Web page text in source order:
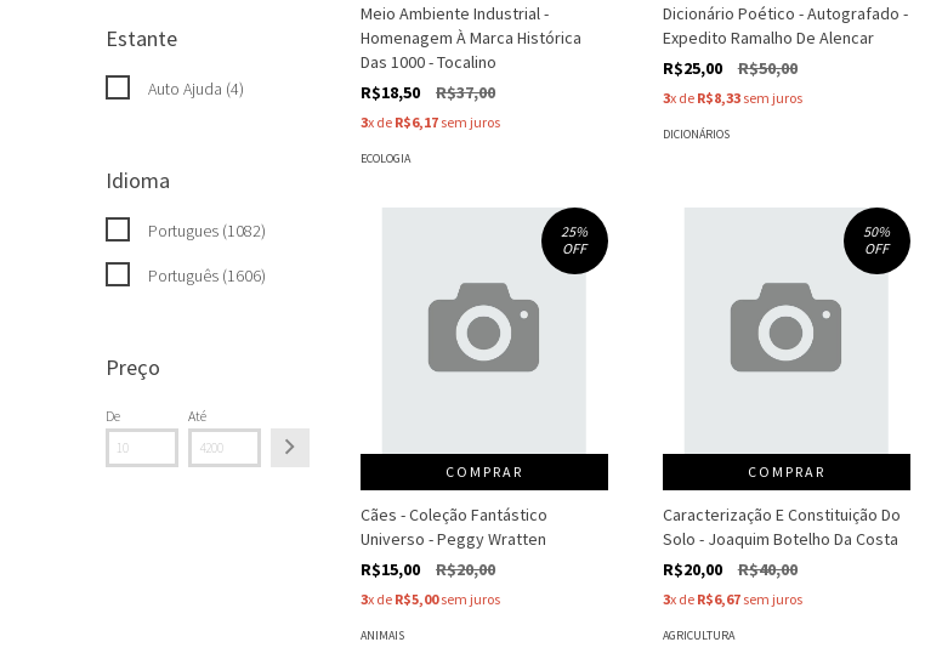
Estante
Auto Ajuda (4)
Idioma
Portugues (1082)
Português (1606)
Preço
De Até
Meio Ambiente Industrial -
Homenagem À Marca Histórica
Das 1000 - Tocalino
R$18,50
R$37,00
3x de R$6,17 sem juros
ECOLOGIA
Dicionário Poético - Autografado -
Expedito Ramalho De Alencar
R$25,00
R$50,00
3x de R$8,33sem juros
DICIONÁRIOS
25%
OFF
COMPRAR
Cães - Coleção Fantástico
Universo - Peggy Wratten
R$15,00
R$20,00
3x de R$5,00sem juros
ANIMAIS
50%
OFF
COMPRAR
Caracterização E Constituição Do
Solo - Joaquim Botelho Da Costa
R$20,00
R$40,00
3x de R$6,67sem juros
AGRICULTURA